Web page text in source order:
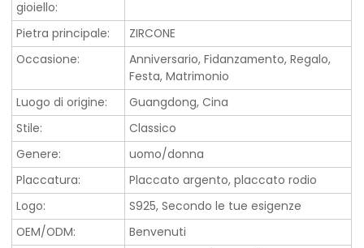
gioiello:
Pietra principale:
ZIRCONE
Occasione:
Anniversario, Fidanzamento, Regalo,
Festa, Matrimonio
Luogo di origine:
Guangdong, Cina
Stile:
Classico
Genere:
uomo/donna
Placcatura:
Placcato argento, placcato rodio
Logo:
S925, Secondo le tue esigenze
OEM/ODM:
Benvenuti